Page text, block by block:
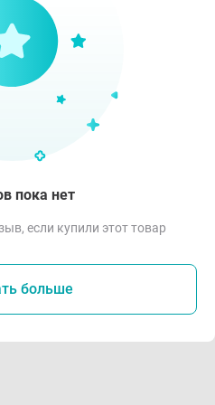
пока нет
если купили этот товар
больше